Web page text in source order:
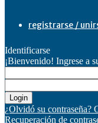
registrarse /
Identificarse
¡Bienvenido! Ingrese a
¿Olvidó su contraseña?
Recuperación de